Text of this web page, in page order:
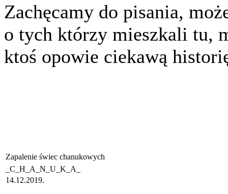
Zachęcamy do pisania,
o tych którzy mieszkali tu,
ktoś opowie ciekawą
Zapalenie świec chanukowych
_C_H_A_N_U_K_A_
14.12.2019.